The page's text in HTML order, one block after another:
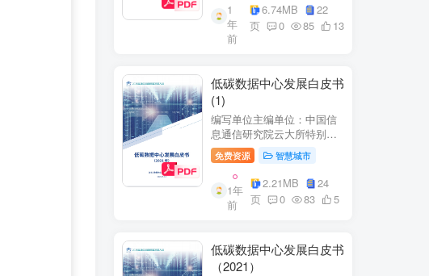
1
年
前
6.74MB
22
页
0 85 13
低碳数据中心发展白皮书
(1)
编写单位主编单位：中国信
息通信研究院云大所特别鸣
谢：百度、阿里巴巴、腾
讯、中金数据、秦淮数据、
万国数据、河北省凤凰谷零
碳发展研究院、绿色和平等
单位的大力支持。
免费资源 智慧城市
1年
前
2.21MB
24
页
0 83 5
低碳数据中心发展白皮书
（2021）